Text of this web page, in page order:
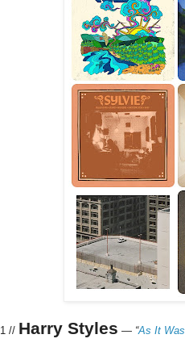
1 // Harry Styles — “As It Was